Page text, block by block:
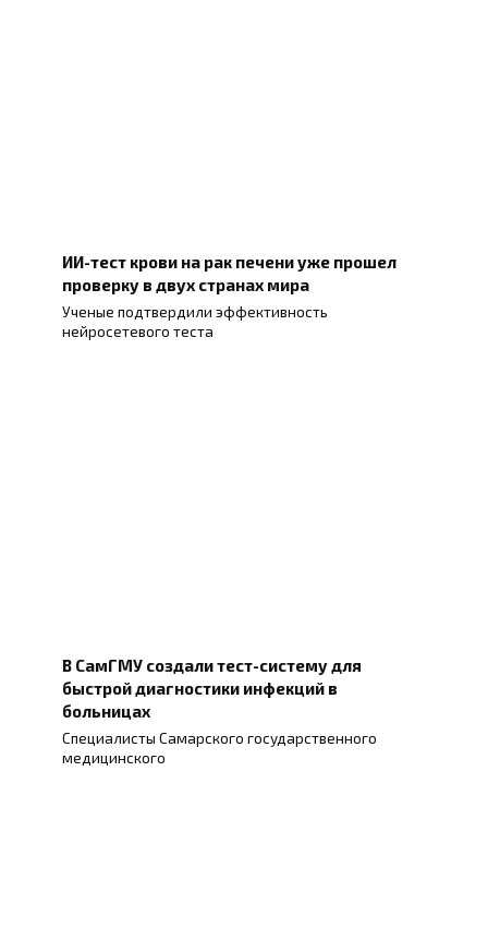
ИИ-тест крови на рак печени уже прошел
проверку в двух странах мира
Ученые подтвердили эффективность
нейросетевого теста
В СамГМУ создали тест-систему для
быстрой диагностики инфекций в
больницах
Специалисты Самарского государственного
медицинского